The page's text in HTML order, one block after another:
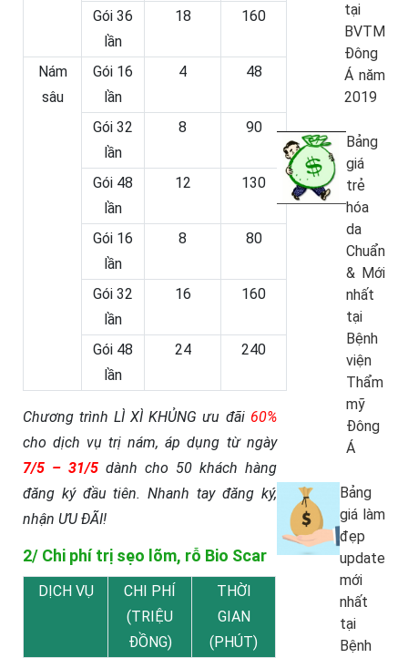
Gói 36
lần
18 160
Nám
sâu
Gói 16
lần
4 48
Gói 32
lần
8 90
Gói 48
lần
12 130
Gói 16
lần
8 80
Gói 32
lần
16 160
Gói 48
lần
24 240
Chương trình LÌ XÌ KHỦNG ưu đãi60%
cho dịch vụ trị nám, áp dụng từ ngày
7/5 – 31/5 dành cho 50 khách hàng
đăng ký đầu tiên. Nhanh tay đăng ký,
nhận ƯU ĐÃI!
2/ Chi phí trị sẹo lõm, rỗ Bio Scar
DỊCH VỤ
CHI PHÍ
(TRIỆU
ĐỒNG)
THỜI
GIAN
(PHÚT)
tại
BVTM
Đông
Á năm
2019
Bảng
giá
trẻ
hóa
da
Chuẩn
& Mới
nhất
tại
Bệnh
viện
Thẩm
mỹ
Đông
Á
Bảng
giá làm
đẹp
update
mới
nhất
tại
Bệnh